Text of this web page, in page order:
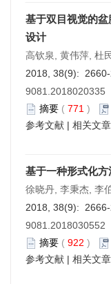
基于双目视觉的
设计
高钦泉, 黄伟萍, 杜
2018, 38(9):
9081.2018020335
摘要 ( 771 )
参考文献 | 相关文章
基于一种形式化
徐晓丹, 李秉杰, 李
2018, 38(9):
9081.2018030552
摘要 ( 922 )
参考文献 | 相关文章